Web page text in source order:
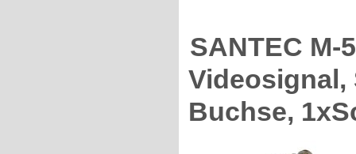
SANTEC M-
Videosignal,
Buchse,